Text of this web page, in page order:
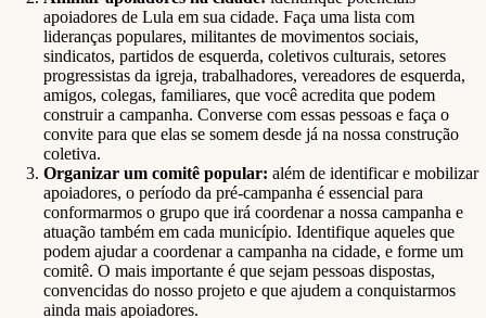
apoiadores de Lula em sua cidade. Faça uma lista com
lideranças populares, militantes de movimentos sociais,
sindicatos, partidos de esquerda, coletivos culturais, setores
progressistas da igreja, trabalhadores, vereadores de esquerda,
amigos, colegas, familiares, que você acredita que podem
construir a campanha. Converse com essas pessoas e faça o
convite para que elas se somem desde já na nossa construção
coletiva.
Organizar um comitê popular: além de identificar e mobilizar
apoiadores, o período da pré-campanha é essencial para
conformarmos o grupo que irá coordenar a nossa campanha e
atuação também em cada município. Identifique aqueles que
podem ajudar a coordenar a campanha na cidade, e forme um
comitê. O mais importante é que sejam pessoas dispostas,
convencidas do nosso projeto e que ajudem a conquistarmos
ainda mais apoiadores.